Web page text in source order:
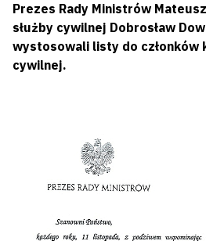
Prezes Rady Ministrów
służby cywilnej Dobrosław
wystosowali listy do członków
cywilnej.